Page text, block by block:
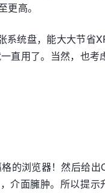
高。
系统盘，能大大节省
直用了。当然，也考
的浏览器！然后给
介面臃肿。所以提